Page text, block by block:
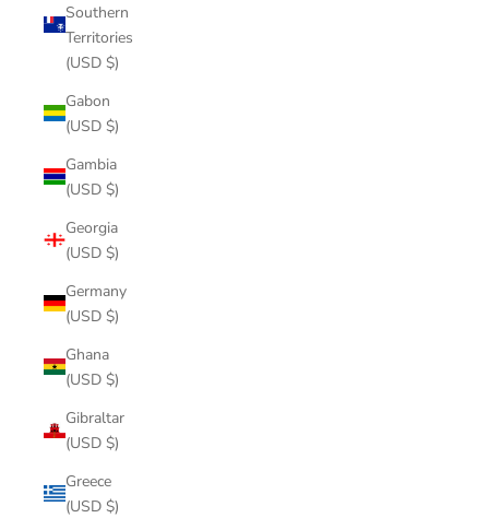
Southern
Territories
(USD $)
Gabon
(USD $)
Gambia
(USD $)
Georgia
(USD $)
Germany
(USD $)
Ghana
(USD $)
Gibraltar
(USD $)
Greece
(USD $)